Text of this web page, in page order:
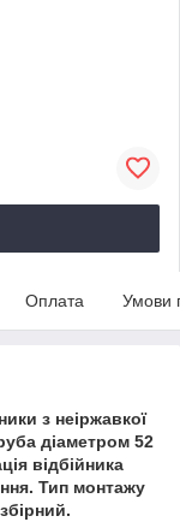
Оплата Умови
з неіржавкої
діаметром 52
відбійника
Тип монтажу